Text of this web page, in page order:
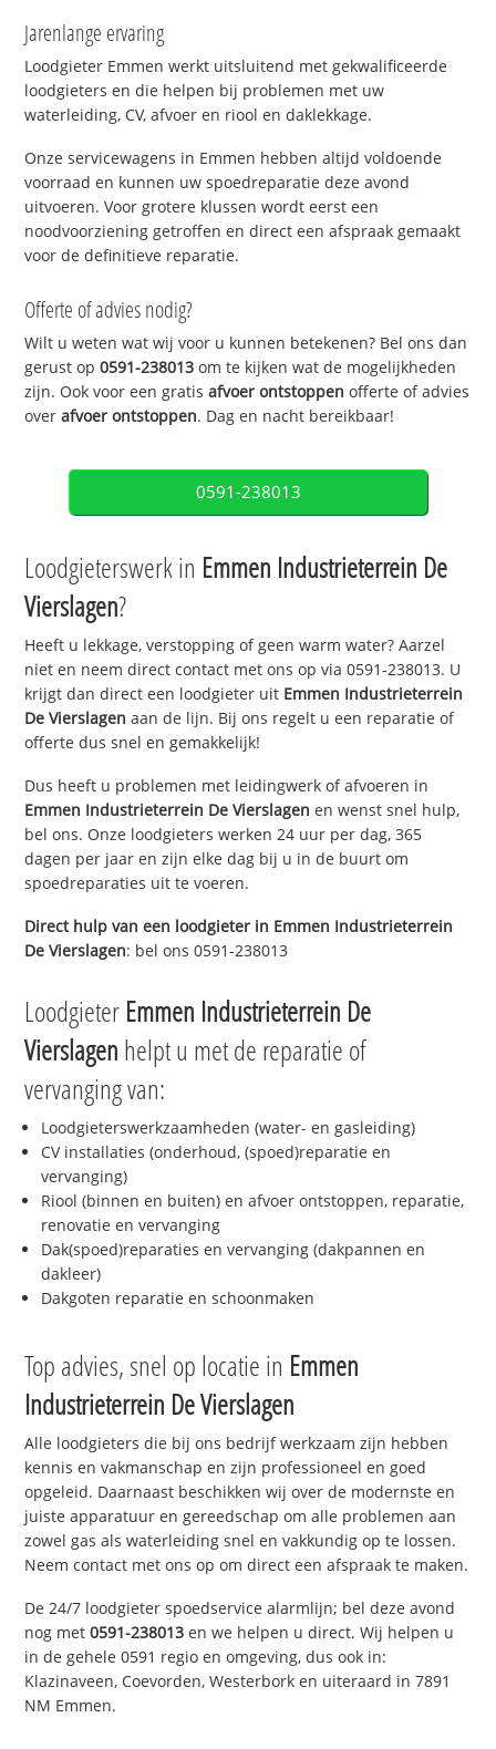
Jarenlange ervaring
Loodgieter Emmen werkt uitsluitend met gekwalificeerde
loodgieters en die helpen bij problemen met uw
waterleiding, CV, afvoer en riool en daklekkage.
Onze servicewagens in Emmen hebben altijd voldoende
voorraad en kunnen uw spoedreparatie deze avond
uitvoeren. Voor grotere klussen wordt eerst een
noodvoorziening getroffen en direct een afspraak gemaakt
voor de definitieve reparatie.
Offerte of advies nodig?
Wilt u weten wat wij voor u kunnen betekenen? Bel ons dan
gerust op0591-238013 om te kijken wat de mogelijkheden
zijn. Ook voor een gratisafvoer ontstoppen offerte of advies
overafvoer ontstoppen. Dag en nacht bereikbaar!
0591-238013
Loodgieterswerk in Emmen Industrieterrein De
Vierslagen?
Heeft u lekkage, verstopping of geen warm water? Aarzel
niet en neem direct contact met ons op via 0591-238013. U
krijgt dan direct een loodgieter uit Emmen Industrieterrein
De Vierslagen aan de lijn. Bij ons regelt u een reparatie of
offerte dus snel en gemakkelijk!
Dus heeft u problemen met leidingwerk of afvoeren in
Emmen Industrieterrein De Vierslagen en wenst snel hulp,
bel ons. Onze loodgieters werken 24 uur per dag, 365
dagen per jaar en zijn elke dag bij u in de buurt om
spoedreparaties uit te voeren.
Direct hulp van een loodgieter in Emmen Industrieterrein
De Vierslagen: bel ons 0591-238013
Loodgieter Emmen Industrieterrein De
Vierslagen helpt u met de reparatie of
vervanging van:
Loodgieterswerkzaamheden (water- en gasleiding)
CV installaties (onderhoud, (spoed)reparatie en
vervanging)
Riool (binnen en buiten) en afvoer ontstoppen, reparatie,
renovatie en vervanging
Dak(spoed)reparaties en vervanging (dakpannen en
dakleer)
Dakgoten reparatie en schoonmaken
Top advies, snel op locatie in Emmen
Industrieterrein De Vierslagen
Alle loodgieters die bij ons bedrijf werkzaam zijn hebben
kennis en vakmanschap en zijn professioneel en goed
opgeleid. Daarnaast beschikken wij over de modernste en
juiste apparatuur en gereedschap om alle problemen aan
zowel gas als waterleiding snel en vakkundig op te lossen.
Neem contact met ons op om direct een afspraak te maken.
De 24/7 loodgieter spoedservice alarmlijn; bel deze avond
nog met0591-238013 en we helpen u direct. Wij helpen u
in de gehele 0591 regio en omgeving, dus ook in:
Klazinaveen, Coevorden, Westerbork en uiteraard in 7891
NM Emmen.